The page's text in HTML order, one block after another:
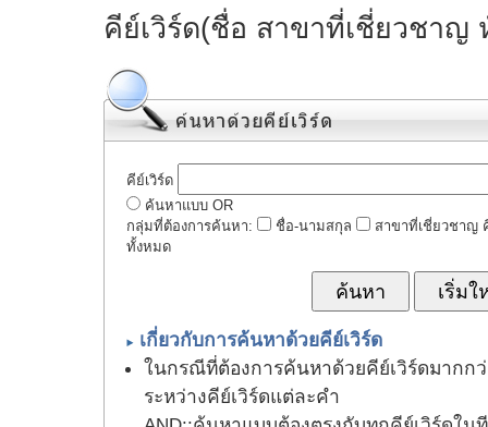
คีย์เวิร์ด(ชื่อ สาขาที่เชี่ยวชาญ
คีย์เวิร์ด
ค้นหาแบบ OR
กลุ่มที่ต้องการค้นหา:
ชื่อ-นามสกุล
สาขาที่เชี่ยวชาญ
ทั้งหมด
เกี่ยวกับการค้นหาด้วยคีย์เวิร์ด
ในกรณีที่ต้องการค้นหาด้วยคีย์เวิร์ดมากก
ระหว่างคีย์เวิร์ดแต่ละคำ